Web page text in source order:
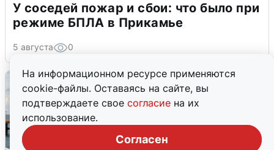
На информационном ресурсе применяются
cookie-файлы. Оставаясь на сайте, вы
подтверждаете свое согласие на их
использование.
Согласен
У соседей пожар и сбои: что было при
режиме БПЛА в Прикамье
5 августа 0